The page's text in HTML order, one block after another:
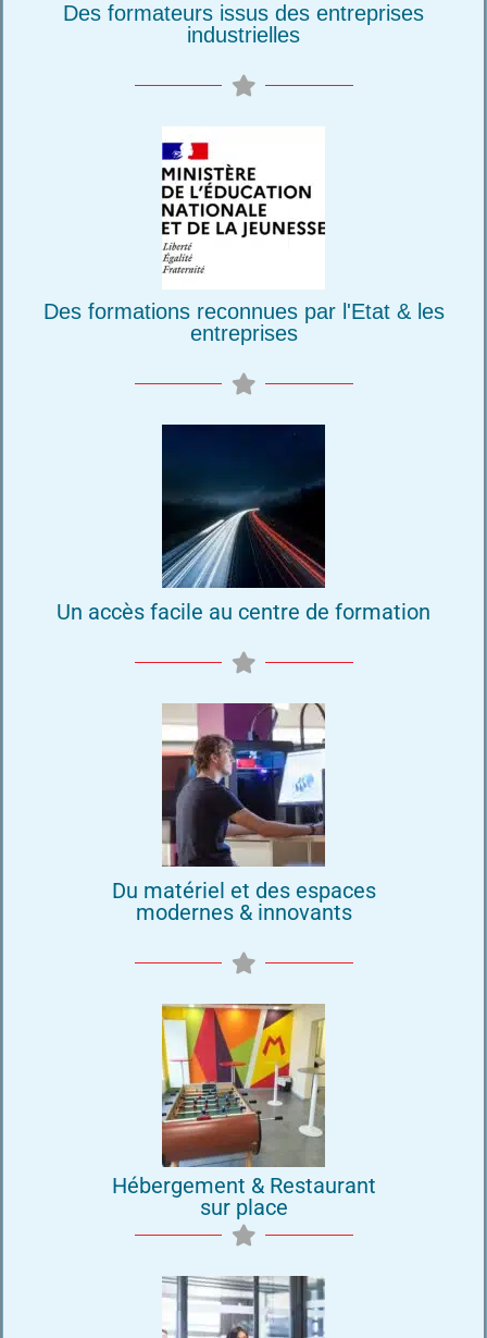
Des formateurs issus des entreprises
industrielles
Des formations reconnues par l'Etat & les
entreprises
Un accès facile au centre de formation
Du matériel et des espaces
modernes & innovants
Hébergement & Restaurant
sur place